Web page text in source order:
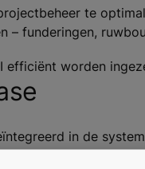
te
– funderingen,
efficiënt worden
in de